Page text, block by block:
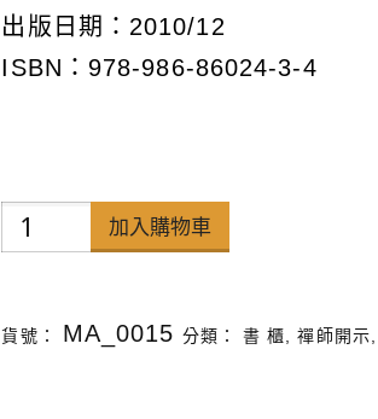
出版日期：2010/12
ISBN：978-986-86024-3-4
悟
覺
天
加入購物車
貨號： MA_0015 分類： 書 櫃 ,禪師開示